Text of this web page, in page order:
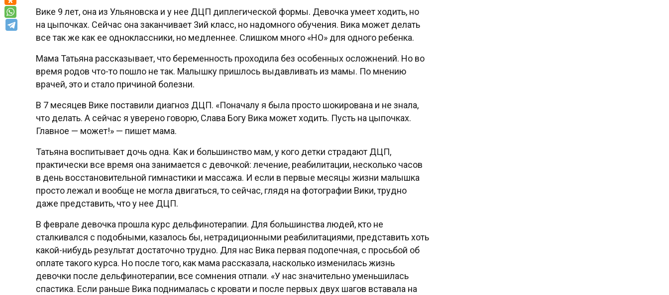
Вике 9 лет, она из Ульяновска и у нее ДЦП диплегической формы. Девочка умеет ходить, но
на цыпочках. Сейчас она заканчивает 3ий класс, но надомного обучения. Вика может делать
все так же как ее одноклассники, но медленнее. Слишком много «НО» для одного ребенка.
Мама Татьяна рассказывает, что беременность проходила без особенных осложнений. Но во
время родов что-то пошло не так. Малышку пришлось выдавливать из мамы. По мнению
врачей, это и стало причиной болезни.
В 7 месяцев Вике поставили диагноз ДЦП. «Поначалу я была просто шокирована и не знала,
что делать. А сейчас я уверено говорю, Слава Богу Вика может ходить. Пусть на цыпочках.
Главное — может!» — пишет мама.
Татьяна воспитывает дочь одна. Как и большинство мам, у кого детки страдают ДЦП,
практически все время она занимается с девочкой: лечение, реабилитации, несколько часов
в день восстановительной гимнастики и массажа. И если в первые месяцы жизни малышка
просто лежал и вообще не могла двигаться, то сейчас, глядя на фотографии Вики, трудно
даже представить, что у нее ДЦП.
В феврале девочка прошла курс дельфинотерапии. Для большинства людей, кто не
сталкивался с подобными, казалось бы, нетрадиционными реабилитациями, представить хоть
какой-нибудь результат достаточно трудно. Для нас Вика первая подопечная, с просьбой об
оплате такого курса. Но после того, как мама рассказала, насколько изменилась жизнь
девочки после дельфинотерапии, все сомнения отпали. «У нас значительно уменьшилась
спастика. Если раньше Вика поднималась с кровати и после первых двух шагов вставала на